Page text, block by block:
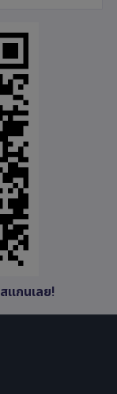
แกนเลย!